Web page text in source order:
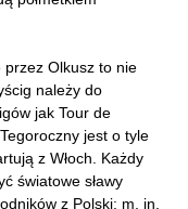
przez Olkusz to nie
należy do
jak Tour de
jest o tyle
z Włoch. Każdy
światowe sławy
z Polski: m. in.